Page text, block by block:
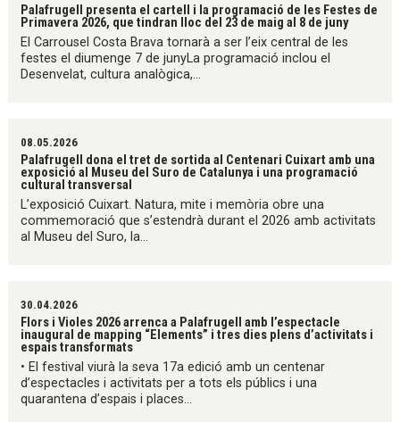
Palafrugell presenta el cartell i la programació de les Festes de
Primavera 2026, que tindran lloc del 23 de maig al 8 de juny
El Carrousel Costa Brava tornarà a ser l’eix central de les
festes el diumenge 7 de junyLa programació inclou el
Desenvelat, cultura analògica,...
08.05.2026
Palafrugell dona el tret de sortida al Centenari Cuixart amb una
exposició al Museu del Suro de Catalunya i una programació
cultural transversal
L’exposició Cuixart. Natura, mite i memòria obre una
commemoració que s’estendrà durant el 2026 amb activitats
al Museu del Suro, la...
30.04.2026
Flors i Violes 2026 arrenca a Palafrugell amb l’espectacle
inaugural de mapping “Elements” i tres dies plens d’activitats i
espais transformats
• El festival viurà la seva 17a edició amb un centenar
d’espectacles i activitats per a tots els públics i una
quarantena d’espais i places...